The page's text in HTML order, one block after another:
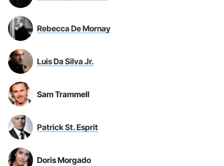
Rebecca De Mornay
Luis Da Silva Jr.
Sam Trammell
Patrick St. Esprit
Doris Morgado